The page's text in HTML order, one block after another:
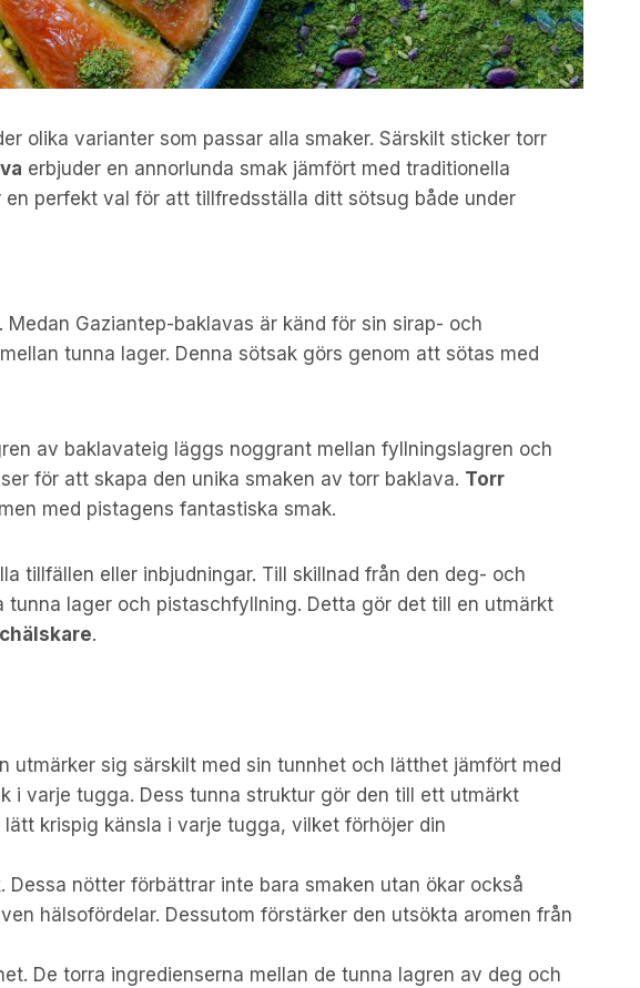
olika varianter som passar alla smaker. Särskilt sticker torr
erbjuder en annorlunda smak jämfört med traditionella
perfekt val för att tillfredsställa ditt sötsug både under
. Medan Gaziantep-baklavas är känd för sin sirap- och
tunna lager. Denna sötsak görs genom att sötas med
av baklavateig läggs noggrant mellan fyllningslagren och
för att skapa den unika smaken av torr baklava. Torr
med pistagens fantastiska smak.
tillfällen eller inbjudningar. Till skillnad från den deg- och
lager och pistaschfyllning. Detta gör det till en utmärkt
.
utmärker sig särskilt med sin tunnhet och lätthet jämfört med
i varje tugga. Dess tunna struktur gör den till ett utmärkt
krispig känsla i varje tugga, vilket förhöjer din
nötter förbättrar inte bara smaken utan ökar också
hälsofördelar. Dessutom förstärker den utsökta aromen från
De torra ingredienserna mellan de tunna lagren av deg och